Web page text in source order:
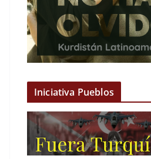
Iniciativa Pueblos